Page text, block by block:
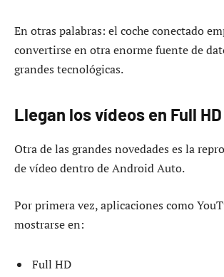
En otras palabras: el coche conectado
convertirse en otra enorme fuente de
grandes tecnológicas.
Llegan los vídeos en Full
Otra de las grandes novedades es la
de vídeo dentro de Android Auto.
Por primera vez, aplicaciones como
mostrarse en:
Full HD